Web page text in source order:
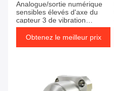
Analogue/sortie numérique
sensibles élevés d'axe du
capteur 3 de vibration
d'accélération de MEMS
Obtenez le meilleur prix